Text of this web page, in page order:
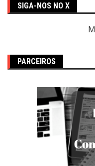
SIGA-NOS NO X
PARCEIROS